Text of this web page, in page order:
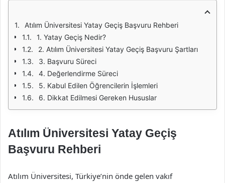
Atılım Üniversitesi Yatay Geçiş Başvuru Rehberi
1. Yatay Geçiş Nedir?
2. Atılım Üniversitesi Yatay Geçiş Başvuru Şartları
3. Başvuru Süreci
4. Değerlendirme Süreci
5. Kabul Edilen Öğrencilerin İşlemleri
6. Dikkat Edilmesi Gereken Hususlar
Atılım Üniversitesi Yatay Geçiş
Başvuru Rehberi
Atılım Üniversitesi, Türkiye’nin önde gelen vakıf